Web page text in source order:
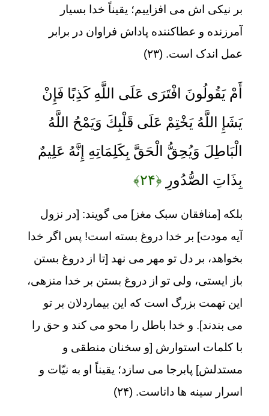
بر نیکی اش می افزاییم؛ یقیناً خدا بسیار
آمرزنده و عطاکننده پاداش فراوان در برابر
عمل اندک است. (۲۳)
أَمْ يَقُولُونَ افْتَرَى عَلَى اللَّهِ كَذِبًا فَإِنْ
يَشَإِ اللَّهُ يَخْتِمْ عَلَى قَلْبِكَ وَيَمْحُ اللَّهُ
الْبَاطِلَ وَيُحِقُّ الْحَقَّ بِكَلِمَاتِهِ إِنَّهُ عَلِيمٌ
بِذَاتِ الصُّدُورِ ﴿۲۴﴾
بلکه [منافقان سبک مغز] می گویند: [در نزول
آیه مودت] بر خدا دروغ بسته است! پس اگر خدا
بخواهد، بر دل تو مهر می نهد [تا از دروغ بستن
باز ایستی، ولی تو از دروغ بستن بر خدا منزهی،
این تهمت بزرگ است که این بیماردلان بر تو
می بندند]. و خدا باطل را محو می کند و حق را
با کلمات استوارش [و سخنان منطقی و
مستدلش] پابرجا می سازد؛ یقیناً او به نیّات و
اسرار سینه ها داناست. (۲۴)